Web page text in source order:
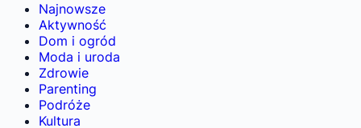
Najnowsze
Aktywność
Dom i ogród
Moda i uroda
Zdrowie
Parenting
Podróże
Kultura